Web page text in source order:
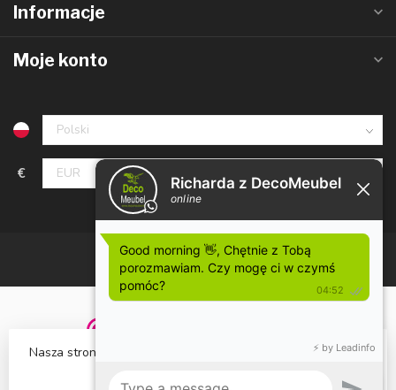
Informacje
Moje konto
€
Nasza strona wykorzystuje pliki cookies. Czy to akceptujesz?